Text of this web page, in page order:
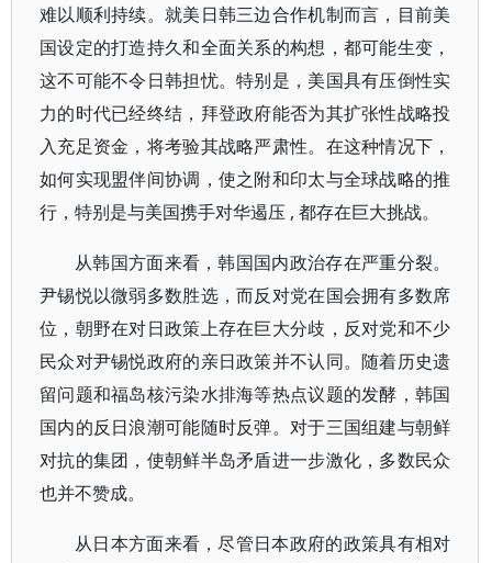
难以顺利持续。就美日韩三边合作机制而言，目前美
国设定的打造持久和全面关系的构想，都可能生变，
这不可能不令日韩担忧。特别是，美国具有压倒性实
力的时代已经终结，拜登政府能否为其扩张性战略投
入充足资金，将考验其战略严肃性。在这种情况下，
如何实现盟伴间协调，使之附和印太与全球战略的推
行，特别是与美国携手对华遏压 , 都存在巨大挑战。
从韩国方面来看，韩国国内政治存在严重分裂。
尹锡悦以微弱多数胜选，而反对党在国会拥有多数席
位，朝野在对日政策上存在巨大分歧，反对党和不少
民众对尹锡悦政府的亲日政策并不认同。随着历史遗
留问题和福岛核污染水排海等热点议题的发酵，韩国
国内的反日浪潮可能随时反弹。对于三国组建与朝鲜
对抗的集团，使朝鲜半岛矛盾进一步激化，多数民众
也并不赞成。
从日本方面来看，尽管日本政府的政策具有相对